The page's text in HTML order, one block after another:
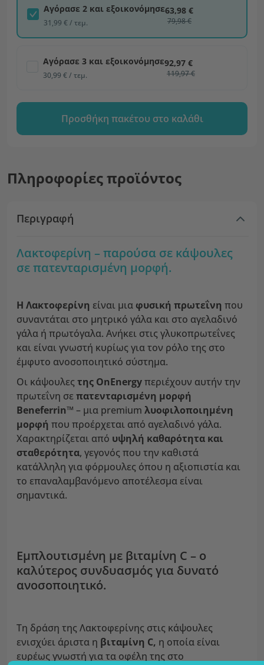
Αγόρασε 2 και εξοικονόμησε
31,99 € / τεμ.
63,98 €
79,98 €
Αγόρασε 3 και εξοικονόμησε
30,99 € / τεμ.
92,97 €
119,97 €
Προσθήκη πακέτου στο καλάθι
Πληροφορίες προϊόντος
Περιγραφή
Λακτοφερίνη – παρούσα σε κάψουλες
σε πατενταρισμένη μορφή.
Η Λακτοφερίνη είναι μια φυσική πρωτεΐνη που
συναντάται στο μητρικό γάλα και στο αγελαδινό
γάλα ή πρωτόγαλα. Ανήκει στις γλυκοπρωτεΐνες
και είναι γνωστή κυρίως για τον ρόλο της στο
έμφυτο ανοσοποιητικό σύστημα.
Οι κάψουλες της OnEnergyπεριέχουν αυτήν την
πρωτεΐνη σεπατενταρισμένη μορφή
Beneferrin™ – μια premium λυοφιλοποιημένη
μορφή που προέρχεται από αγελαδινό γάλα.
Χαρακτηρίζεται από υψηλή καθαρότητα και
σταθερότητα, γεγονός που την καθιστά
κατάλληλη για φόρμουλες όπου η αξιοπιστία και
το επαναλαμβανόμενο αποτέλεσμα είναι
σημαντικά.
Εμπλουτισμένη με βιταμίνη C – ο
καλύτερος συνδυασμός για δυνατό
ανοσοποιητικό.
Τη δράση της Λακτοφερίνης στις κάψουλες
ενισχύει άριστα η βιταμίνη C, η οποία είναι
ευρέως γνωστή για τα οφέλη της στο